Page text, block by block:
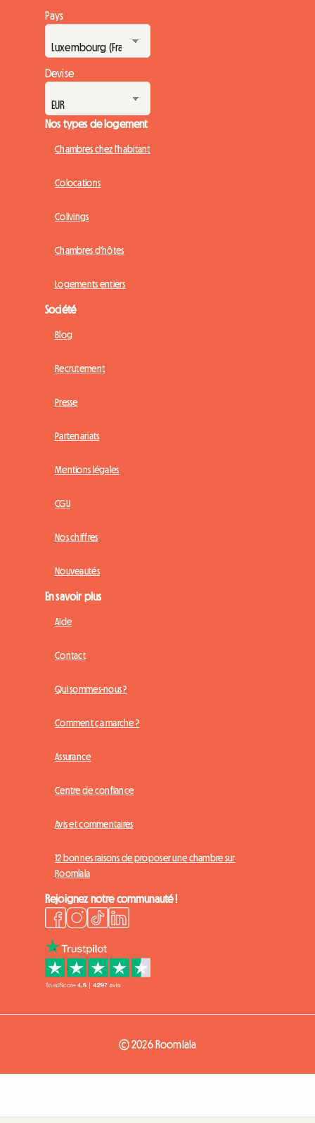
Pays
Devise
Nos types de logement
Chambres chez l'habitant
Colocations
Colivings
Chambres d'hôtes
Logements entiers
Société
Blog
Recrutement
Presse
Partenariats
Mentions légales
CGU
Nos chiffres
Nouveautés
En savoir plus
Aide
Contact
Qui sommes-nous ?
Comment ça marche ?
Assurance
Centre de confiance
Avis et commentaires
12 bonnes raisons de proposer une chambre sur
Roomlala
Rejoignez notre communauté !
© 2026 Roomlala